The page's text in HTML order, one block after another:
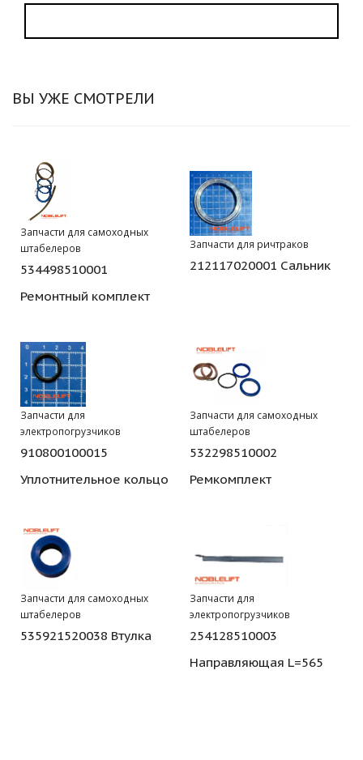
ВЫ УЖЕ СМОТРЕЛИ
Запчасти для самоходных
штабелеров
534498510001
Ремонтный комплект
Запчасти для ричтраков
212117020001 Сальник
Запчасти для
электропогрузчиков
910800100015
Уплотнительное кольцо
Запчасти для самоходных
штабелеров
532298510002
Ремкомплект
Запчасти для самоходных
штабелеров
535921520038 Втулка
Запчасти для
электропогрузчиков
254128510003
Направляющая L=565